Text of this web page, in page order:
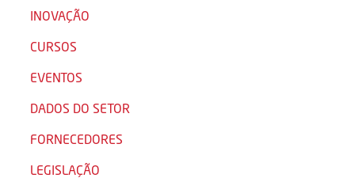
INOVAÇÃO
CURSOS
EVENTOS
DADOS DO SETOR
FORNECEDORES
LEGISLAÇÃO